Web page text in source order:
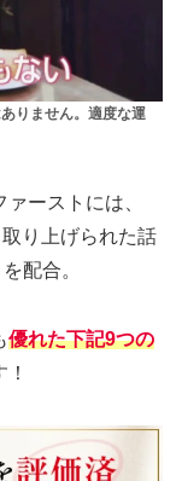
りません。適度な運
ーストには、
り上げられた話
を配合。
優れた下記9つの